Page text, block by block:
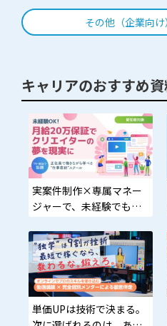
まとめて解決！
その他（企業向
キャリアのおすすめ
実案件制作×専属マネー
ジャーで、未経験でもプ
単価UPは技術で決まる。